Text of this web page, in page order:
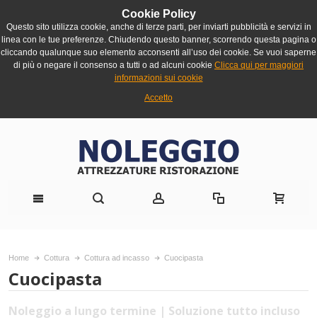
Cookie Policy
Questo sito utilizza cookie, anche di terze parti, per inviarti pubblicità e servizi in
linea con le tue preferenze. Chiudendo questo banner, scorrendo questa pagina o
cliccando qualunque suo elemento acconsenti all’uso dei cookie. Se vuoi saperne
di più o negare il consenso a tutti o ad alcuni cookie Clicca qui per maggiori
informazioni sui cookie
Accetto
Home Cottura Cottura ad incasso Cuocipasta
Cuocipasta
Noleggio a lungo termine | Soluzione tutto incluso